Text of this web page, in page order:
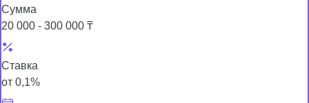
Сумма
20 000 - 300 000 ₸
Ставка
от 0,1%